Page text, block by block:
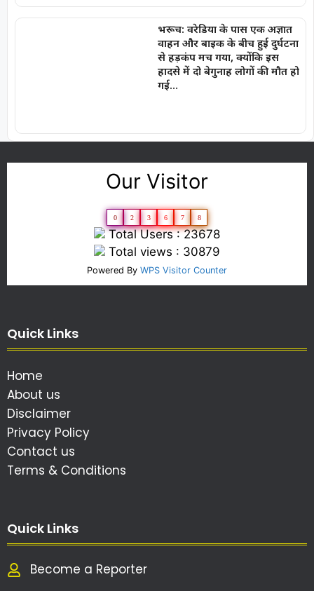
भरूच: वरेडिया के पास एक अज्ञात
वाहन और बाइक के बीच हुई दुर्घटना
से हड़कंप मच गया, क्योंकि इस
हादसे में दो बेगुनाह लोगों की मौत हो
गई…
Our Visitor
0 2 3 6 7 8
Total Users : 23678
Total views : 30879
Powered By WPS Visitor Counter
Quick Links
Home
About us
Disclaimer
Privacy Policy
Contact us
Terms & Conditions
Quick Links
Become a Reporter